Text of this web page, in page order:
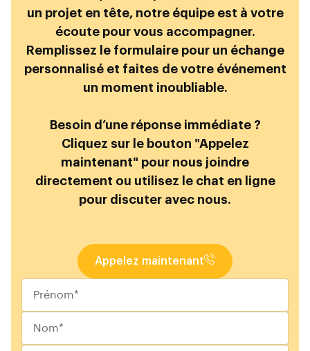
un projet en tête, notre équipe est à votre
écoute pour vous accompagner.
Remplissez le formulaire pour un échange
personnalisé et faites de votre événement
un moment inoubliable.
Besoin d’une réponse immédiate ?
Cliquez sur le bouton "Appelez
maintenant" pour nous joindre
directement ou utilisez le chat en ligne
pour discuter avec nous.
Appelez maintenant